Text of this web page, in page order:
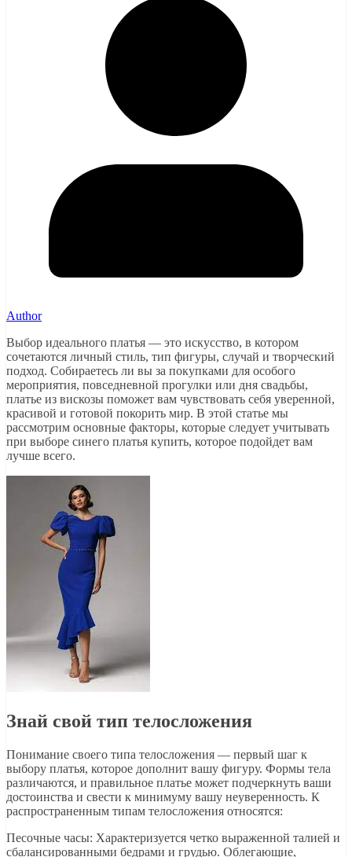
Author
Выбор идеального платья — это искусство, в котором
сочетаются личный стиль, тип фигуры, случай и творческий
подход. Собираетесь ли вы за покупками для особого
мероприятия, повседневной прогулки или дня свадьбы,
платье из вискозы поможет вам чувствовать себя уверенной,
красивой и готовой покорить мир. В этой статье мы
рассмотрим основные факторы, которые следует учитывать
при выборе синего платья купить, которое подойдет вам
лучше всего.
Знай свой тип телосложения
Понимание своего типа телосложения — первый шаг к
выбору платья, которое дополнит вашу фигуру. Формы тела
различаются, и правильное платье может подчеркнуть ваши
достоинства и свести к минимуму вашу неуверенность. К
распространенным типам телосложения относятся:
Песочные часы: Характеризуется четко выраженной талией и
сбалансированными бедрами и грудью. Облегающие,